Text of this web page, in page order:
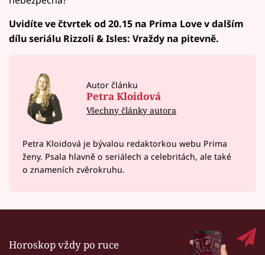
Uvidíte ve čtvrtek od 20.15 na Prima Love v dalším
dílu seriálu Rizzoli & Isles: Vraždy na pitevně.
Autor článku
Petra Kloidová
Všechny články autora
Petra Kloidová je bývalou redaktorkou webu Prima
ženy. Psala hlavně o seriálech a celebritách, ale také
o znameních zvěrokruhu.
Horoskop vždy po ruce